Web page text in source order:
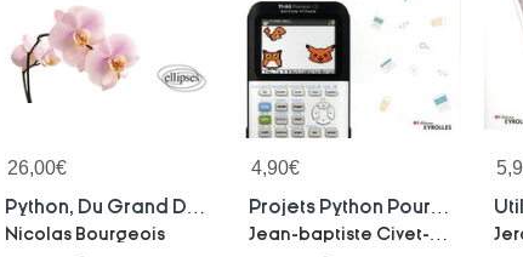
26,00€
Nicolas Bourgeois
4,90€